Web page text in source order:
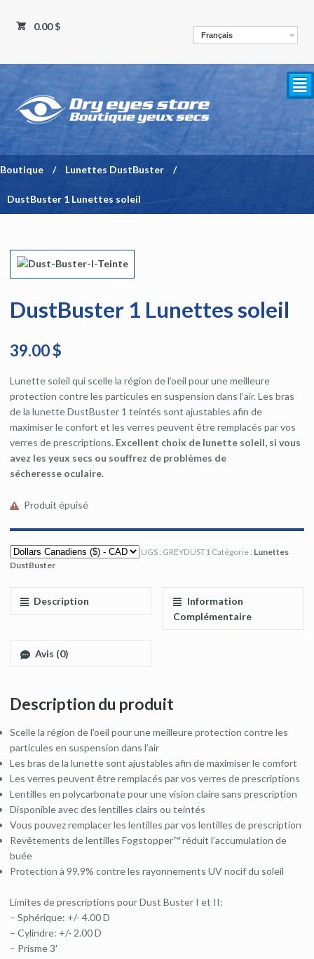
Français
0.00 $
²
Boutique / Lunettes DustBuster /
DustBuster 1 Lunettes soleil
DustBuster 1 Lunettes soleil
39.00 $
Lunette soleil qui scelle la région de l’oeil pour une meilleure
protection contre les particules en suspension dans l’air. Les bras
de la lunette DustBuster 1 teintés sont ajustables afin de
maximiser le confort et les verres peuvent être remplacés par vos
verres de prescriptions. Excellent choix de lunette soleil, si vous
avez les yeux secs ou souffrez de problèmes de
sécheresse oculaire.
Produit épuisé
UGS : GREYDUST1 Catégorie : Lunettes
DustBuster
Description
Information
Complémentaire
Avis (0)
Description du produit
Scelle la région de l’oeil pour une meilleure protection contre les
particules en suspension dans l’air
Les bras de la lunette sont ajustables afin de maximiser le comfort
Les verres peuvent être remplacés par vos verres de prescriptions
Lentilles en polycarbonate pour une vision claire sans prescription
Disponible avec des lentilles clairs ou teintés
Vous pouvez remplacer les lentilles par vos lentilles de prescription
Revêtements de lentilles Fogstopper™ réduit l’accumulation de
buée
Protection à 99,9% contre les rayonnements UV nocif du soleil
Limites de prescriptions pour Dust Buster I et II:
– Sphérique: +/- 4.00 D
– Cylindre: +/- 2.00 D
– Prisme 3′